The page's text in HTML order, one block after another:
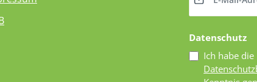
Datenschutz
Ich habe die